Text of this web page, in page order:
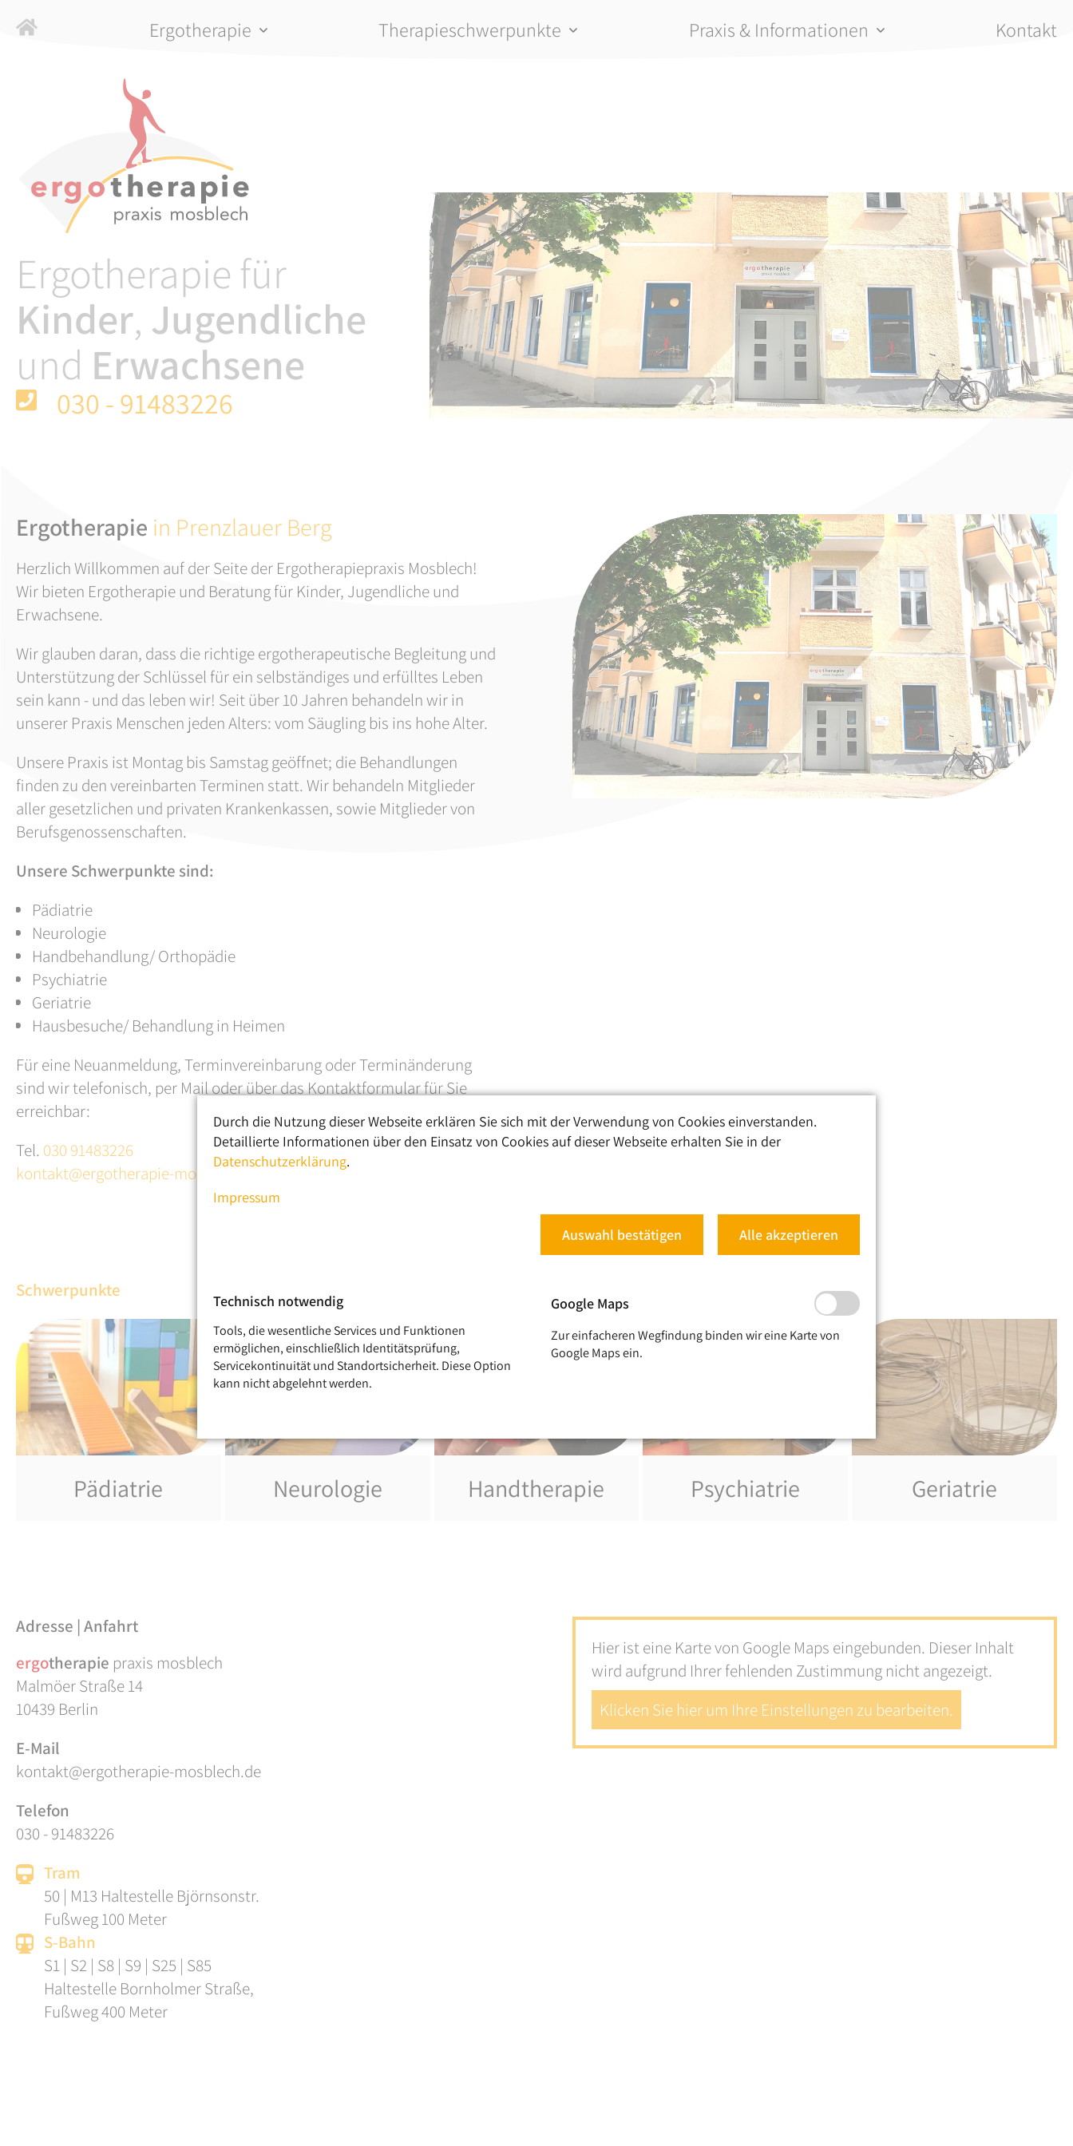
Navigation
Ergotherapie Therapieschwerpunkte Praxis & Informationen Kontakt
Ergotherapie für
Kinder, Jugendliche
und Erwachsene
030 - 91483226
Ergotherapie in Prenzlauer Berg
Herzlich Willkommen auf der Seite der Ergotherapiepraxis Mosblech!
Wir bieten Ergotherapie und Beratung für Kinder, Jugendliche und
Erwachsene.
Wir glauben daran, dass die richtige ergotherapeutische Begleitung und
Unterstützung der Schlüssel für ein selbständiges und erfülltes Leben
sein kann - und das leben wir! Seit über 10 Jahren behandeln wir in
unserer Praxis Menschen jeden Alters: vom Säugling bis ins hohe Alter.
Unsere Praxis ist Montag bis Samstag geöffnet; die Behandlungen
finden zu den vereinbarten Terminen statt. Wir behandeln Mitglieder
aller gesetzlichen und privaten Krankenkassen, sowie Mitglieder von
Berufsgenossenschaften.
Unsere Schwerpunkte sind:
Pädiatrie
Neurologie
Handbehandlung/ Orthopädie
Psychiatrie
Geriatrie
Hausbesuche/ Behandlung in Heimen
Für eine Neuanmeldung, Terminvereinbarung oder Terminänderung
sind wir telefonisch, per Mail oder über das Kontaktformular für Sie
erreichbar:
Tel. 030 91483226
kontakt@ergotherapie-mosblech.de
Schwerpunkte
Pädiatrie Neurologie Handtherapie Psychiatrie Geriatrie
Adresse | Anfahrt
ergotherapie praxis mosblech
Malmöer Straße 14
10439 Berlin
E-Mail
kontakt@ergotherapie-mosblech.de
Telefon
030 - 91483226
Tram
50 | M13 Haltestelle Björnsonstr.
Fußweg 100 Meter
S-Bahn
S1 | S2 | S8 | S9 | S25 | S85
Haltestelle Bornholmer Straße,
Fußweg 400 Meter
Hier ist eine Karte von Google Maps eingebunden. Dieser Inhalt
wird aufgrund Ihrer fehlenden Zustimmung nicht angezeigt.
Klicken Sie hier um Ihre Einstellungen zu bearbeiten.
Durch die Nutzung dieser Webseite erklären Sie sich mit der Verwendung von Cookies einverstanden.
Detaillierte Informationen über den Einsatz von Cookies auf dieser Webseite erhalten Sie in der
Datenschutzerklärung.
Impressum
Auswahl bestätigen Alle akzeptieren
Technisch notwendig
Tools, die wesentliche Services und Funktionen
ermöglichen, einschließlich Identitätsprüfung,
Servicekontinuität und Standortsicherheit. Diese Option
kann nicht abgelehnt werden.
Google Maps
Zur einfacheren Wegfindung binden wir eine Karte von
Google Maps ein.